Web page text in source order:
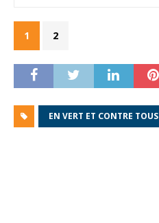
1 2
EN VERT ET CONTRE TOUS